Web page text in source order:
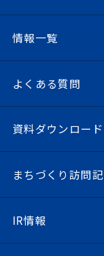
情報一覧
よくある質問
資料ダウンロード
まちづくり訪問記
IR情報